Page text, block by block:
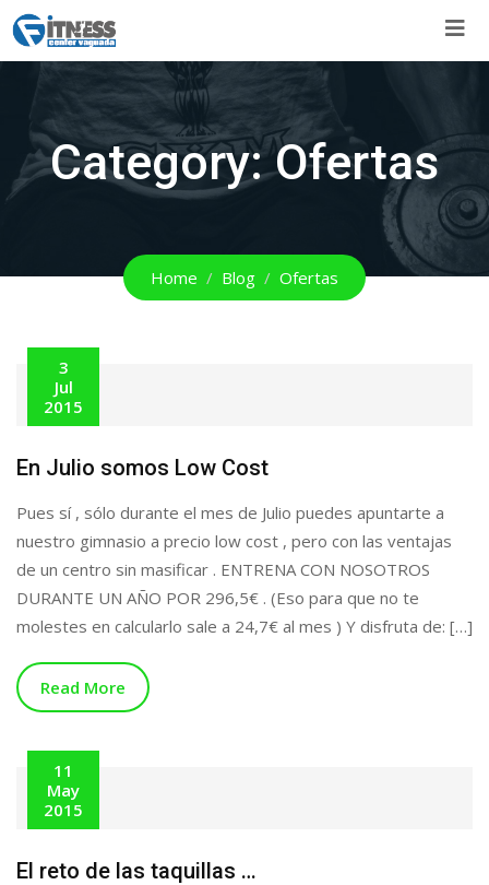
Skip
to
content
Category:Ofertas
Home Blog Ofertas
3
Jul
2015
En Julio somos Low Cost
Pues sí , sólo durante el mes de Julio puedes apuntarte a
nuestro gimnasio a precio low cost , pero con las ventajas
de un centro sin masificar . ENTRENA CON NOSOTROS
DURANTE UN AÑO POR 296,5€ . (Eso para que no te
molestes en calcularlo sale a 24,7€ al mes ) Y disfruta de: […]
Read More
11
May
2015
El reto de las taquillas …